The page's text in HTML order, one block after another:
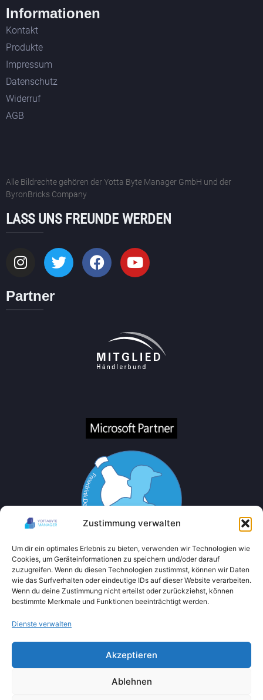
Zustimmung verwalten
Um dir ein optimales Erlebnis zu bieten, verwenden wir Technologien wie
Cookies, um Geräteinformationen zu speichern und/oder darauf
zuzugreifen. Wenn du diesen Technologien zustimmst, können wir Daten
wie das Surfverhalten oder eindeutige IDs auf dieser Website verarbeiten.
Wenn du deine Zustimmung nicht erteilst oder zurückziehst, können
bestimmte Merkmale und Funktionen beeinträchtigt werden.
Dienste verwalten
Akzeptieren
Ablehnen
Informationen
Kontakt
Produkte
Impressum
Datenschutz
Widerruf
AGB
Alle Bildrechte gehören der Yotta Byte Manager GmbH und der
ByronBricks Company
LASS UNS FREUNDE WERDEN
Partner